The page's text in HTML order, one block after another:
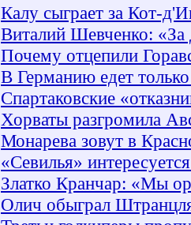
Калу сыграет за Кот-
Виталий Шевченко: «За
Почему отцепили
В Германию едет
Спартаковские
Хорваты разгромила
Монарева зовут в
«Севилья»
Златко Кранчар: «Мы
Олич обыграл